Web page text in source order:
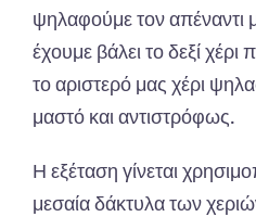
ψηλαφούμε τον απέναντι
έχουμε βάλει το δεξί
το αριστερό μας χέρι
μαστό και αντιστρόφως.
Η εξέταση γίνεται
μεσαία δάκτυλα των